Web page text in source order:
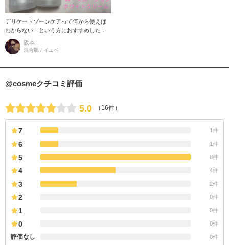
デリケートゾーンケアって何から使えば
わからない！という方におすすめしたい
のがこちら！！ いろいろなアイテムを試
してみたのですが最近はこちらが
阪本
混合肌 / イエベ
@cosmeクチコミ評価
5.0 （16件）
7 1件
6 1件
5 8件
4 4件
3 2件
2 0件
1 0件
0 0件
評価なし 0件